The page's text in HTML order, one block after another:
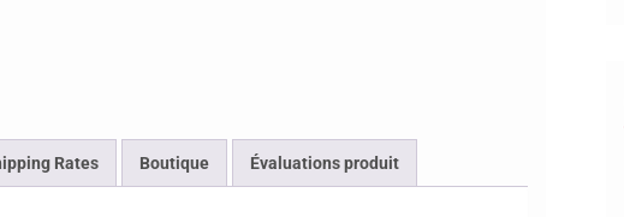
Rates Boutique Évaluations produit